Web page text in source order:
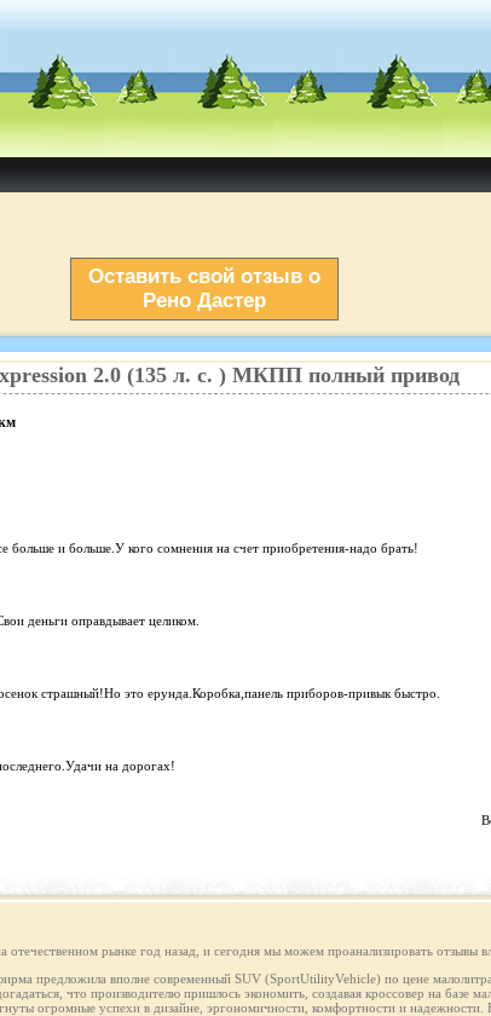
Оставить свой отзыв о
Рено Дастер
2.0 (135 л. с. ) МКПП полный привод
больше и больше.У кого сомнения на счет приобретения-надо брать!
деньги оправдывает целиком.
страшный!Но это ерунда.Коробка,панель приборов-привык быстро.
на дорогах!
рынке год назад, и сегодня мы можем проанализировать отзывы
предложила вполне современный SUV (SportUtilityVehicle) по цене
что производителю пришлось экономить, создавая кроссовер на базе
огромные успехи в дизайне, эргономичности, комфортности и надежности.